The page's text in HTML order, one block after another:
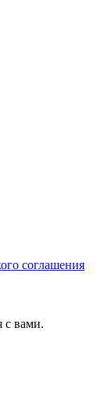
соглашения
с вами.